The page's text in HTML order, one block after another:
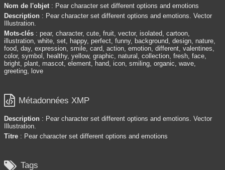
Nom de l'objet : Pear character set different options and emotions
Description : Pear character set different options and emotions. Vector
Illustration.
Mots-clés : pear, character, cute, fruit, vector, isolated, cartoon,
illustration, white, set, happy, perfect, funny, background, design, nature,
food, day, expression, smile, card, action, emotion, different, valentines,
color, symbol, healthy, yellow, graphic, natural, collection, fresh, face,
bright, plant, mascot, element, hand, icon, smiling, organic, wave,
greeting, love
 Métadonnées XMP
Description : Pear character set different options and emotions. Vector
Illustration.
Titre : Pear character set different options and emotions
 Tags